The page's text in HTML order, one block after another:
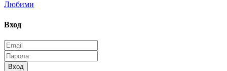
Любими
Вход
Вход